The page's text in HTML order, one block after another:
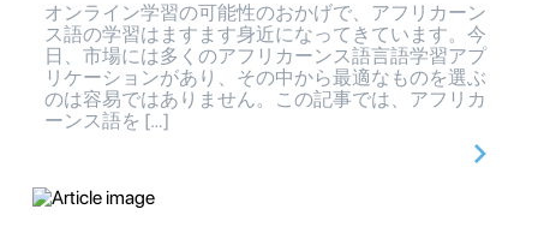
オンライン学習の可能性のおかげで、アフリカーン
ス語の学習はますます身近になってきています。今
日、市場には多くのアフリカーンス語言語学習アプ
リケーションがあり、その中から最適なものを選ぶ
のは容易ではありません。この記事では、アフリカ
ーンス語を […]